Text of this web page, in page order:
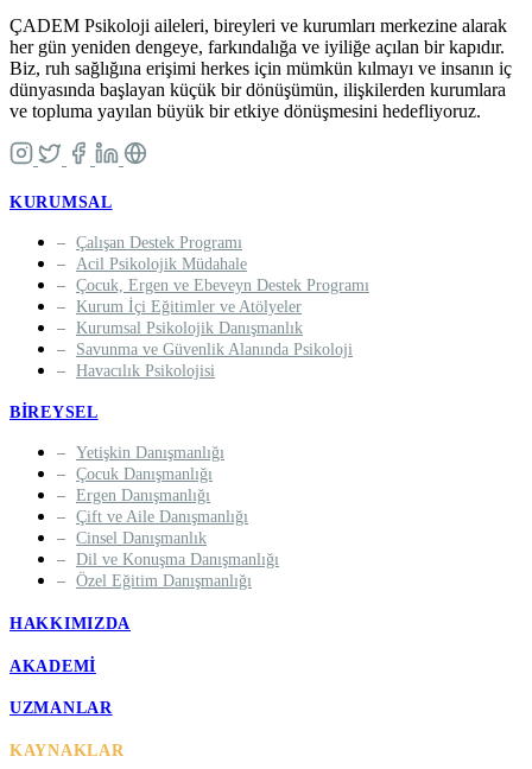
ÇADEM Psikoloji aileleri, bireyleri ve kurumları merkezine alarak
her gün yeniden dengeye, farkındalığa ve iyiliğe açılan bir kapıdır.
Biz, ruh sağlığına erişimi herkes için mümkün kılmayı ve insanın iç
dünyasında başlayan küçük bir dönüşümün, ilişkilerden kurumlara
ve topluma yayılan büyük bir etkiye dönüşmesini hedefliyoruz.
KURUMSAL
Çalışan Destek Programı
Acil Psikolojik Müdahale
Çocuk, Ergen ve Ebeveyn Destek Programı
Kurum İçi Eğitimler ve Atölyeler
Kurumsal Psikolojik Danışmanlık
Savunma ve Güvenlik Alanında Psikoloji
Havacılık Psikolojisi
BIREYSEL
Yetişkin Danışmanlığı
Çocuk Danışmanlığı
Ergen Danışmanlığı
Çift ve Aile Danışmanlığı
Cinsel Danışmanlık
Dil ve Konuşma Danışmanlığı
Özel Eğitim Danışmanlığı
HAKKIMIZDA
AKADEMI
UZMANLAR
KAYNAKLAR